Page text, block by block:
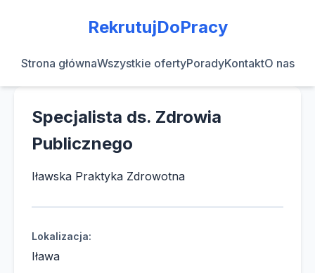
RekrutujDoPracy
Strona głównaWszystkie ofertyPoradyKontaktO nas
Specjalista ds. Zdrowia
Publicznego
Iławska Praktyka Zdrowotna
Lokalizacja:
Iława